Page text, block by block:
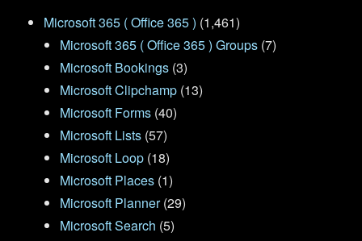
Microsoft 365 ( Office 365 ) (1,461)
Microsoft 365 ( Office 365 ) Groups (7)
Microsoft Bookings (3)
Microsoft Clipchamp (13)
Microsoft Forms (40)
Microsoft Lists (57)
Microsoft Loop (18)
Microsoft Places (1)
Microsoft Planner(29)
Microsoft Search (5)